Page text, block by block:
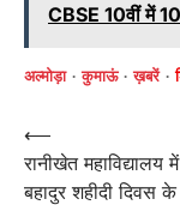
CBSE 10वीं में
अल्मोड़ा कुमाऊं ख़बरें
Post
navigation
⟵
रानीखेत महाविद्यालय
बहादुर शहीदी दिवस